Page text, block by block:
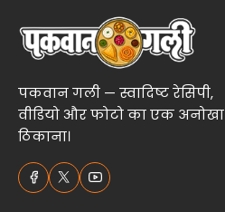
पकवान गली — स्वादिष्ट रेसिपी,
वीडियो और फोटो का एक अनोखा
ठिकाना।